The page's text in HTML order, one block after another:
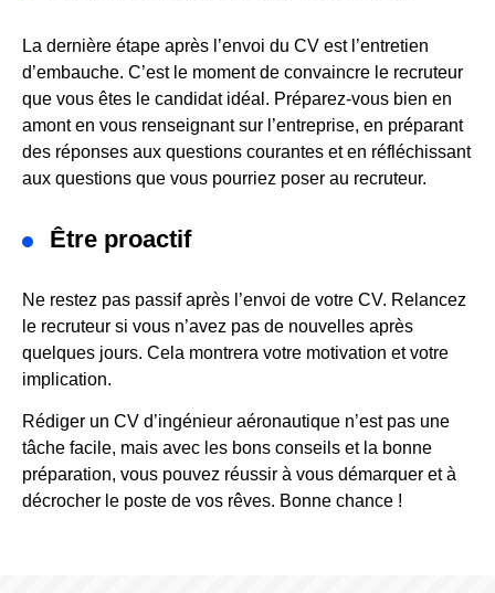
La dernière étape après l’envoi du CV est l’entretien
d’embauche. C’est le moment de convaincre le recruteur
que vous êtes le candidat idéal. Préparez-vous bien en
amont en vous renseignant sur l’entreprise, en préparant
des réponses aux questions courantes et en réfléchissant
aux questions que vous pourriez poser au recruteur.
Être proactif
Ne restez pas passif après l’envoi de votre CV. Relancez
le recruteur si vous n’avez pas de nouvelles après
quelques jours. Cela montrera votre motivation et votre
implication.
Rédiger un CV d’ingénieur aéronautique n’est pas une
tâche facile, mais avec les bons conseils et la bonne
préparation, vous pouvez réussir à vous démarquer et à
décrocher le poste de vos rêves. Bonne chance !